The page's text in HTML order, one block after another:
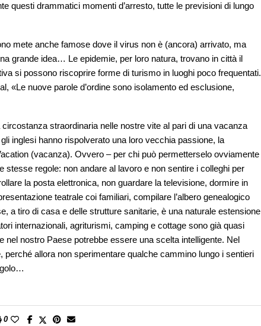
questi drammatici momenti d’arresto, tutte le previsioni di lungo
mete anche famose dove il virus non è (ancora) arrivato, ma
grande idea… Le epidemie, per loro natura, trovano in città il
si possono riscoprire forme di turismo in luoghi poco frequentati.
«Le nuove parole d’ordine sono isolamento ed esclusione,
straordinaria nelle nostre vite al pari di una vacanza
inglesi hanno rispolverato una loro vecchia passione, la
(vacanza). Ovvero – per chi può permetterselo ovviamente
regole: non andare al lavoro e non sentire i colleghi per
la posta elettronica, non guardare la televisione, dormire in
teatrale coi familiari, compilare l’albero genealogico
a tiro di casa e delle strutture sanitarie, è una naturale estensione
internazionali, agriturismi, camping e cottage sono già quasi
nostro Paese potrebbe essere una scelta intelligente. Nel
allora non sperimentare qualche cammino lungo i sentieri
0